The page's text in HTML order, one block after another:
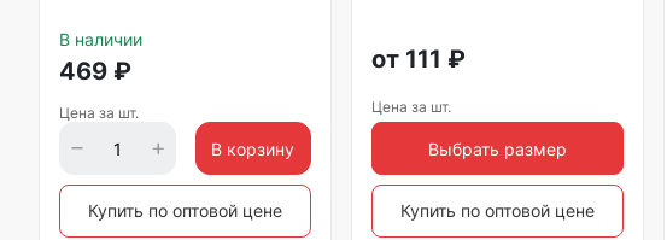
В наличии
469 ₽
Цена за шт.
В корзину
Купить по оптовой цене
от 111 ₽
Цена за шт.
Выбрать размер
Купить по оптовой цене